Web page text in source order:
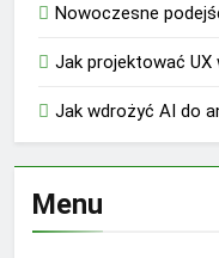
Nowoczesne
Jak projektować UX
Jak wdrożyć AI do
Menu